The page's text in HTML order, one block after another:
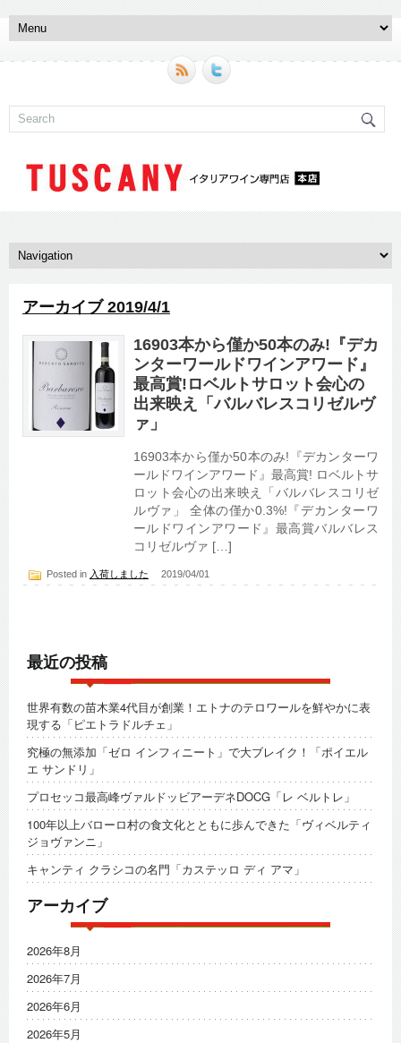
アーカイブ 2019/4/1
16903本から僅か50本のみ!『デカ
ンターワールドワインアワード』
最高賞!ロベルトサロット会心の
出来映え「バルバレスコリゼルヴ
ァ」
16903本から僅か50本のみ!『デカンターワ
ールドワインアワード』最高賞! ロベルトサ
ロット会心の出来映え「バルバレスコリゼ
ルヴァ」 全体の僅か0.3%!『デカンターワ
ールドワインアワード』最高賞バルバレス
コリゼルヴァ […]
Posted in 入荷しました 2019/04/01
最近の投稿
世界有数の苗木業4代目が創業！エトナのテロワールを鮮やかに表
現する「ピエトラドルチェ」
究極の無添加「ゼロ インフィニート」で大ブレイク！「ポイエル
エ サンドリ」
プロセッコ最高峰ヴァルドッビアーデネDOCG「レ ベルトレ」
100年以上バローロ村の食文化とともに歩んできた「ヴィベルティ
ジョヴァンニ」
キャンティ クラシコの名門「カステッロ ディ アマ」
アーカイブ
2026年8月
2026年7月
2026年6月
2026年5月